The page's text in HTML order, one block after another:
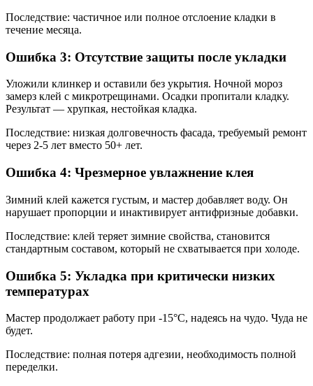
Последствие: частичное или полное отслоение кладки в
течение месяца.
Ошибка 3: Отсутствие защиты после укладки
Уложили клинкер и оставили без укрытия. Ночной мороз
замерз клей с микротрещинами. Осадки пропитали кладку.
Результат — хрупкая, нестойкая кладка.
Последствие: низкая долговечность фасада, требуемый ремонт
через 2-5 лет вместо 50+ лет.
Ошибка 4: Чрезмерное увлажнение клея
Зимний клей кажется густым, и мастер добавляет воду. Он
нарушает пропорции и инактивирует антифризные добавки.
Последствие: клей теряет зимние свойства, становится
стандартным составом, который не схватывается при холоде.
Ошибка 5: Укладка при критически низких
температурах
Мастер продолжает работу при -15°C, надеясь на чудо. Чуда не
будет.
Последствие: полная потеря адгезии, необходимость полной
переделки.